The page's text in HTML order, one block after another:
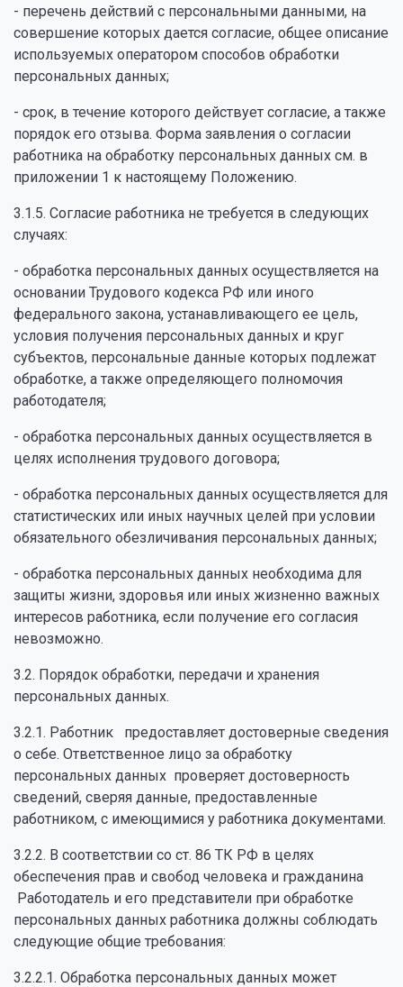
- перечень действий с персональными данными, на
совершение которых дается согласие, общее описание
используемых оператором способов обработки
персональных данных;
- срок, в течение которого действует согласие, а также
порядок его отзыва. Форма заявления о согласии
работника на обработку персональных данных см. в
приложении 1 к настоящему Положению.
3.1.5. Согласие работника не требуется в следующих
случаях:
- обработка персональных данных осуществляется на
основании Трудового кодекса РФ или иного
федерального закона, устанавливающего ее цель,
условия получения персональных данных и круг
субъектов, персональные данные которых подлежат
обработке, а также определяющего полномочия
работодателя;
- обработка персональных данных осуществляется в
целях исполнения трудового договора;
- обработка персональных данных осуществляется для
статистических или иных научных целей при условии
обязательного обезличивания персональных данных;
- обработка персональных данных необходима для
защиты жизни, здоровья или иных жизненно важных
интересов работника, если получение его согласия
невозможно.
3.2. Порядок обработки, передачи и хранения
персональных данных.
3.2.1. Работник предоставляет достоверные сведения
о себе. Ответственное лицо за обработку
персональных данных проверяет достоверность
сведений, сверяя данные, предоставленные
работником, с имеющимися у работника документами.
3.2.2. В соответствии со ст. 86 ТК РФ в целях
обеспечения прав и свобод человека и гражданина
Работодатель и его представители при обработке
персональных данных работника должны соблюдать
следующие общие требования:
3.2.2.1. Обработка персональных данных может